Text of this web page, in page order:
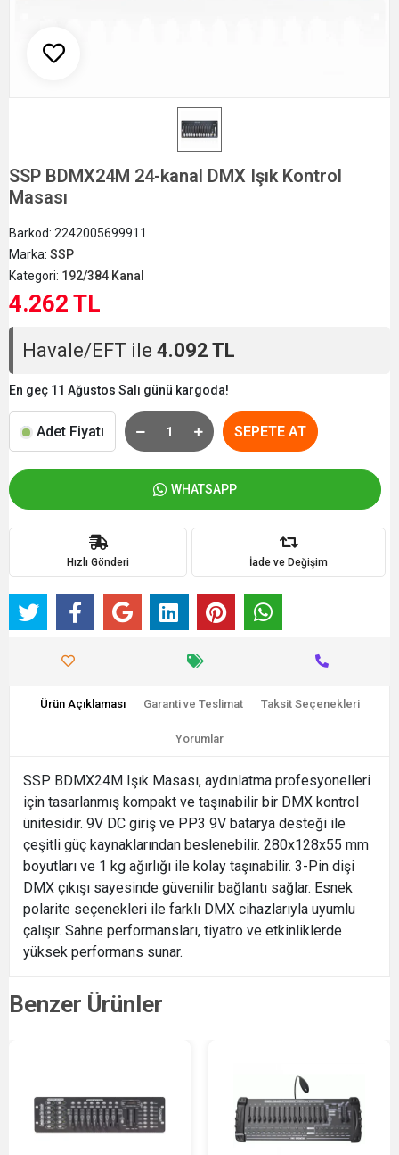
SSP BDMX24M 24-kanal DMX Işık Kontrol
Masası
Barkod: 2242005699911
Marka: SSP
Kategori: 192/384 Kanal
4.262 TL
Havale/EFT ile 4.092 TL
En geç 11 Ağustos Salı günü kargoda!
Adet Fiyatı SEPETE AT
WHATSAPP
Hızlı Gönderi İade ve Değişim
Ürün Açıklaması Garanti ve Teslimat Taksit Seçenekleri
Yorumlar
SSP BDMX24M Işık Masası, aydınlatma profesyonelleri
için tasarlanmış kompakt ve taşınabilir bir DMX kontrol
ünitesidir. 9V DC giriş ve PP3 9V batarya desteği ile
çeşitli güç kaynaklarından beslenebilir. 280x128x55 mm
boyutları ve 1 kg ağırlığı ile kolay taşınabilir. 3-Pin dişi
DMX çıkışı sayesinde güvenilir bağlantı sağlar. Esnek
polarite seçenekleri ile farklı DMX cihazlarıyla uyumlu
çalışır. Sahne performansları, tiyatro ve etkinliklerde
yüksek performans sunar.
Benzer Ürünler